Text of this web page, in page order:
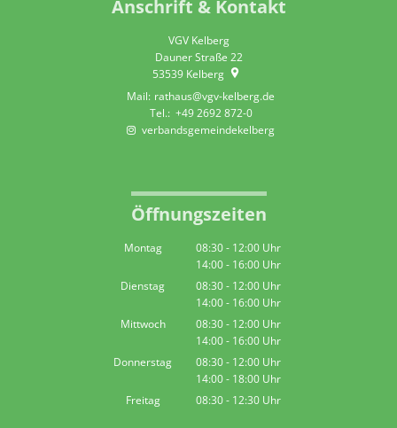
Anschrift & Kontakt
VGV Kelberg
Dauner Straße 22
53539 Kelberg
rathaus@vgv-kelberg.de
+49 2692 872-0
verbandsgemeindekelberg
Öffnungszeiten
Montag 08:30- 12:00 Uhr
Von 08:30 bis 12:00 Uhr
14:00- 16:00 Uhr
Von 14:00 bis 16:00 Uhr
Dienstag 08:30- 12:00 Uhr
Von 08:30 bis 12:00 Uhr
14:00- 16:00 Uhr
Von 14:00 bis 16:00 Uhr
Mittwoch 08:30- 12:00 Uhr
Von 08:30 bis 12:00 Uhr
14:00- 16:00 Uhr
Von 14:00 bis 16:00 Uhr
Donnerstag 08:30- 12:00 Uhr
Von 08:30 bis 12:00 Uhr
14:00- 18:00 Uhr
Von 14:00 bis 18:00 Uhr
Freitag 08:30- 12:30 Uhr